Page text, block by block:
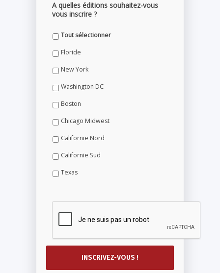
A quelles éditions souhaitez-vous
vous inscrire ?
Tout sélectionner
Floride
New York
Washington DC
Boston
Chicago Midwest
Californie Nord
Californie Sud
Texas